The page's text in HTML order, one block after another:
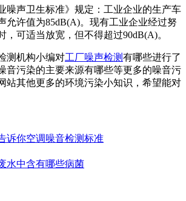
声卫生标准》规定：工业企业的生产车
允许值为85dB(A)。现有工业企业经过努
，可适当放宽，但不得超过90dB(A)。
机构小编对工厂噪声检测有哪些进行了
音污染的主要来源有哪些等更多的噪音污
站其他更多的环境污染小知识，希望能对
诉你空调噪音检测标准
水中含有哪些病菌